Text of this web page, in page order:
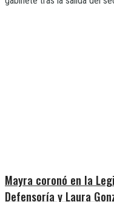
Mayra coronó en la
Defensoría y Laura